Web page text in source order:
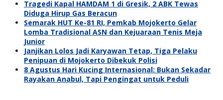
Tragedi Kapal HAMDAM 1 di Gresik, 2 ABK Tewas
Diduga Hirup Gas Beracun
Semarak HUT Ke-81 RI, Pemkab Mojokerto Gelar
Lomba Tradisional ASN dan Kejuaraan Tenis Meja
Junior
Janjikan Lolos Jadi Karyawan Tetap, Tiga Pelaku
Penipuan di Mojokerto Dibekuk Polisi
8 Agustus Hari Kucing Internasional: Bukan Sekadar
Rayakan Anabul, Tapi Pengingat untuk Peduli